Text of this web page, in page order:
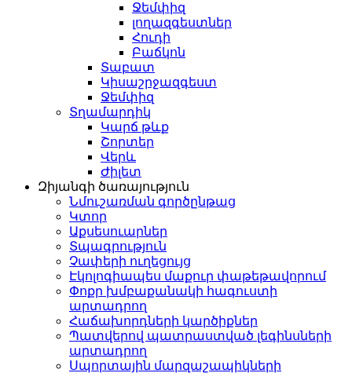
Ջեմփիզ
լողազգեստներ
Հուդի
Բաճկոն
Տաբատ
Կիսաշրջազգեստ
Ջեմփիզ
Տղամարդիկ
Կարճ թևք
Շորտեր
Վերև
Ժիլետ
Զիյանգի ծառայություն
Նմուշառման գործընթաց
Կտոր
Աքսեսուարներ
Տպագրություն
Չափերի ուղեցույց
Էկոլոգիապես մաքուր փաթեթավորում
Փոքր խմբաքանակի հագուստի
արտադրող
Հաճախորդների կարծիքներ
Պատվերով պատրաստված լեգինսների
արտադրող
Սպորտային մարզաշապիկների